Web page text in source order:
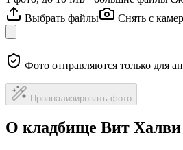
Выбрать файлы
Снять с
Фото отправляются только для
Проанализировать фото
О кладбище Вит Халви